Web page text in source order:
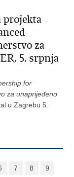
projekta
za
5. srpnja
for
za unaprijeđeno
u Zagrebu 5.
7 8
9